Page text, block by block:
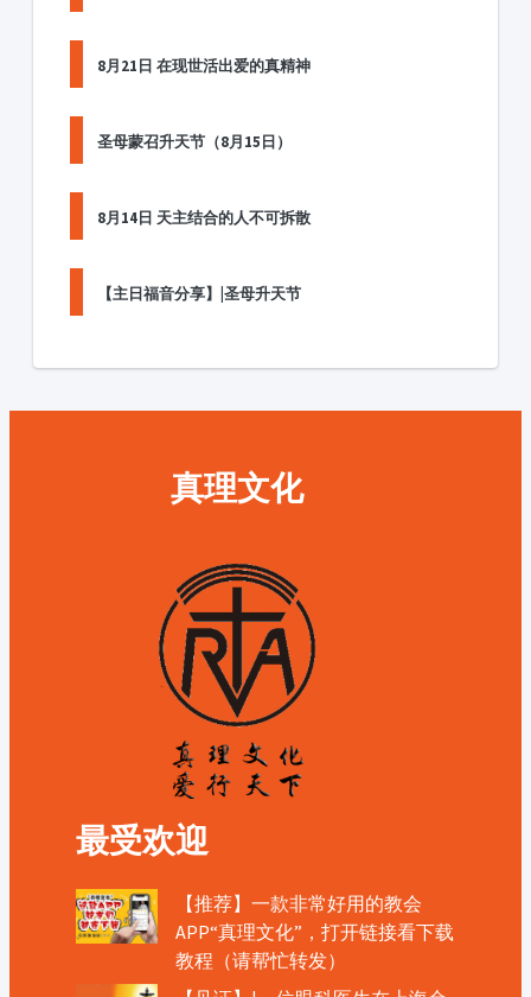
8月21日 在现世活出爱的真精神
圣母蒙召升天节（8月15日）
8月14日 天主结合的人不可拆散
【主日福音分享】|圣母升天节
真理文化
最受欢迎
【推荐】一款非常好用的教会
APP“真理文化”，打开链接看下载
教程（请帮忙转发）